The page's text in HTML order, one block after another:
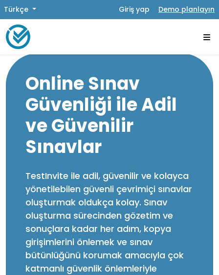
Türkçe Giriş yap Demo planlayın
Online Sınav
Güvenliği ile Adil
ve Güvenilir
Sınavlar
TestInvite ile adil, güvenilir ve kolayca
yönetilebilen güvenli çevrimiçi sınavlar
oluşturmak oldukça kolay. Sınav
oluşturma sürecinden gözetim ve
sonuçlara kadar her adım, kopya
girişimlerini önlemek ve sınav
bütünlüğünü korumak amacıyla çok
katmanlı güvenlik önlemleriyle